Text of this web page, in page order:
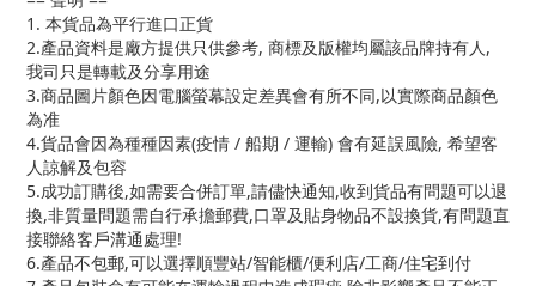
1. 本貨品為平行進口正貨
2.產品資料是廠方提供只供參考, 商標及版權均屬該品牌持有人,
我司只是轉載及分享用途
3.商品圖片顏色因電腦螢幕設定差異會有所不同,以實際商品顏色
為准
4.貨品會因為種種因素(疫情 / 船期 / 運輸) 會有延誤風險, 希望客
人諒解及包容
5.成功訂購後,如需要合併訂單,請儘快通知,收到貨品有問題可以退
換,非質量問題需自行承擔郵費,口罩及貼身物品不設換貨,有問題直
接聯絡客戶溝通處理!
6.產品不包郵,可以選擇順豐站/智能櫃/便利店/工商/住宅到付